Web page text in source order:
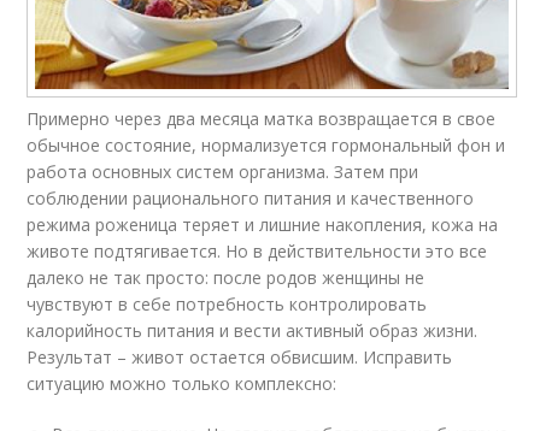
Примерно через два месяца матка возвращается в свое
обычное состояние, нормализуется гормональный фон и
работа основных систем организма. Затем при
соблюдении рационального питания и качественного
режима роженица теряет и лишние накопления, кожа на
животе подтягивается. Но в действительности это все
далеко не так просто: после родов женщины не
чувствуют в себе потребность контролировать
калорийность питания и вести активный образ жизни.
Результат – живот остается обвисшим. Исправить
ситуацию можно только комплексно: